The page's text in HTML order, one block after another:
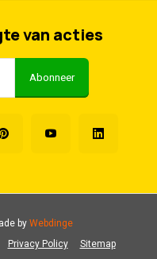
van acties
Abonneer
Privacy Policy Sitemap
byWebdinge